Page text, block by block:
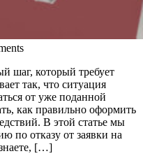
шаг, который требует
так, что ситуация
от уже поданной
как правильно оформить
В этой статье мы
по отказу от заявки на
[…]